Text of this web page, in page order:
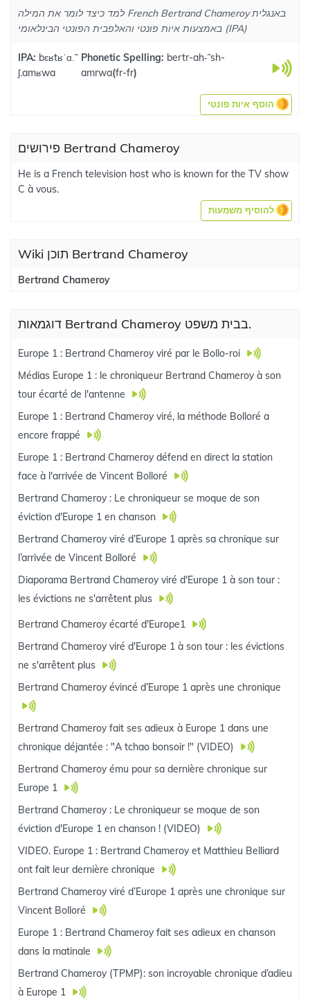
למד כיצד לומר את המילה French Bertrand Chameroy באנגלית
באמצעות איות פונטי והאלפבית הפונטי הבינלאומי (IPA)
IPA: bɛʁtʁˈɑ.̃
ʃ.amʁwa
Phonetic Spelling: bertr-ah-̃ sh-
amrwa(fr-fr)
הוסף איות פונטי
פירושים Bertrand Chameroy
He is a French television host who is known for the TV show
C à vous.
להוסיף משמעות
Wiki תוכן Bertrand Chameroy
Bertrand Chameroy
דוגמאות Bertrand Chameroy בבית משפט.
Europe 1 : Bertrand Chameroy viré par le Bollo-roi
Médias Europe 1 : le chroniqueur Bertrand Chameroy à son
tour écarté de l'antenne
Europe 1 : Bertrand Chameroy viré, la méthode Bolloré a
encore frappé
Europe 1 : Bertrand Chameroy défend en direct la station
face à l'arrivée de Vincent Bolloré
Bertrand Chameroy : Le chroniqueur se moque de son
éviction d'Europe 1 en chanson
Bertrand Chameroy viré d’Europe 1 après sa chronique sur
l’arrivée de Vincent Bolloré
Diaporama Bertrand Chameroy viré d'Europe 1 à son tour :
les évictions ne s'arrêtent plus
Bertrand Chameroy écarté d'Europe1
Bertrand Chameroy viré d'Europe 1 à son tour : les évictions
ne s'arrêtent plus
Bertrand Chameroy évincé d’Europe 1 après une chronique
Bertrand Chameroy fait ses adieux à Europe 1 dans une
chronique déjantée : "A tchao bonsoir !" (VIDEO)
Bertrand Chameroy ému pour sa dernière chronique sur
Europe 1
Bertrand Chameroy : Le chroniqueur se moque de son
éviction d'Europe 1 en chanson ! (VIDEO)
VIDEO. Europe 1 : Bertrand Chameroy et Matthieu Belliard
ont fait leur dernière chronique
Bertrand Chameroy viré d’Europe 1 après une chronique sur
Vincent Bolloré
Europe 1 : Bertrand Chameroy fait ses adieux en chanson
dans la matinale
Bertrand Chameroy (TPMP): son incroyable chronique d’adieu
à Europe 1